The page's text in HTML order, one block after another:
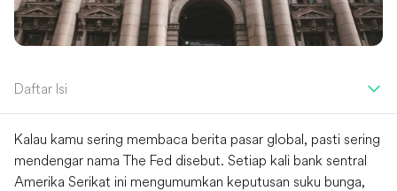
Daftar Isi
Kalau kamu sering membaca berita pasar global, pasti sering
mendengar nama The Fed disebut. Setiap kali bank sentral
Amerika Serikat ini mengumumkan keputusan suku bunga,